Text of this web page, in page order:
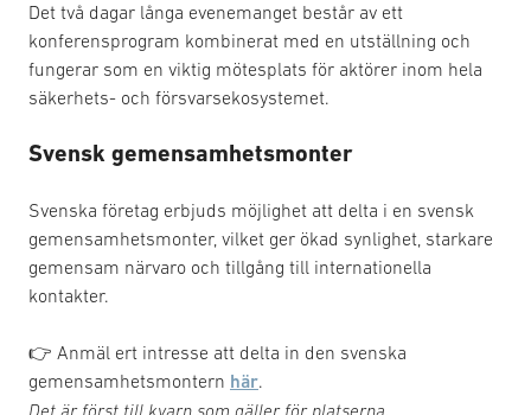
Det två dagar långa evenemanget består av ett
konferensprogram kombinerat med en utställning och
fungerar som en viktig mötesplats för aktörer inom hela
säkerhets- och försvarsekosystemet.
Svensk gemensamhetsmonter
Svenska företag erbjuds möjlighet att delta i en svensk
gemensamhetsmonter, vilket ger ökad synlighet, starkare
gemensam närvaro och tillgång till internationella
kontakter.
👉 Anmäl ert intresse att delta in den svenska
gemensamhetsmontern här.
Det är först till kvarn som gäller för platserna.